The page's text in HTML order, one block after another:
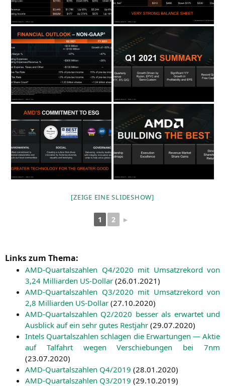
[ZEI­GE EINE SLIDESHOW]
1 2 ►
Links zum Thema:
AMD-Quar­tals­zah­len Q4/2020 mit Umsatz­re­kord von
3,24 Mil­li­ar­den US-Dol­lar (26.01.2021)
AMD-Quar­tals­zah­len Q3/2020 mit Umsatz­re­kord von
2,8 Mil­li­ar­den US-Dol­lar (27.10.2020)
AMD-Quar­tals­zah­len Q2/2020 bes­ser als erwar­tet und
Aus­blick auf ein sehr gutes Rest­jahr (29.07.2020)
Intels Quar­tals­zah­len schla­gen die Erwar­tun­gen — Aktie
auf Tal­fahrt wegen Ver­schie­bun­gen bei 7nm
(23.07.2020)
AMD-Quar­tals­zah­len Q4/2019 (28.01.2020)
AMD-Quar­tals­zah­len Q3/2019 (29.10.2019)